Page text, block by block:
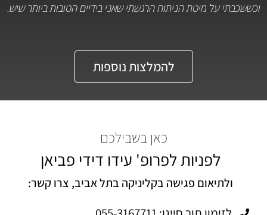
וכששכבתי על מיטת הניתוח הרגשתי שאני בידיים הטובות ביותר שיש.
להמלצות נוספות
כאן בשבילכם
לפניות לפרופ' עידו דידי פביאן
ולתיאום פגישה בקליניקה בתל אביב, צרו קשר: